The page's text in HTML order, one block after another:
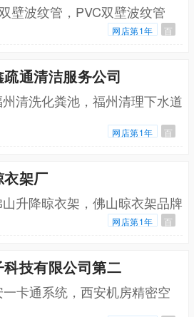
壁波纹管，PVC双壁波纹管
网店第1年 百
通清洁服务公司
清洗化粪池，福州清理下水道
网店第1年 百
架厂
升降晾衣架，佛山晾衣架品牌
网店第1年 百
技有限公司第二
卡通系统，西安机房精密空